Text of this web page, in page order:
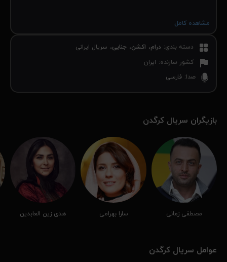
علی اصغریو
کرگدن
ساختهکیارش اسدی‌زاده سازنده آثاری مثلگس و شکاف
فیلم‌ساز بوده است.
سریال کرگدن را از نماوا دانلود و تماشا کنید.
مشاهده کامل
دسته بندی: درام اکشن جنایی
سریال ایرانی
کشور سازنده: ایران
صدا: فارسی
بازیگران سریال کرگدن
مصطفی زمانی سارا بهرامی هدی زین‌ العابدین
عوامل سریال کرگدن